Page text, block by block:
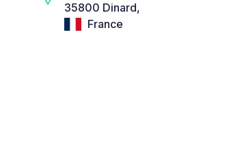
35800 Dinard,
France